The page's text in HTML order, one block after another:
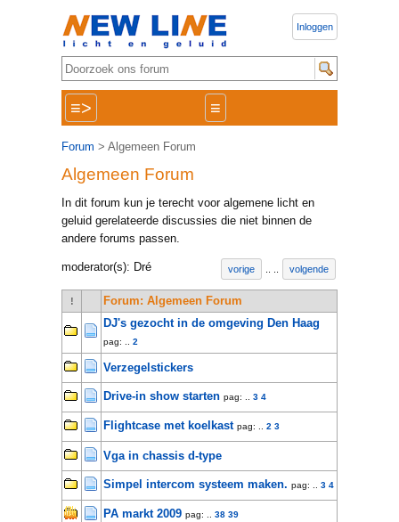
Inloggen
≡> ≡
Forum > Algemeen Forum
Algemeen Forum
In dit forum kun je terecht voor algemene licht en
geluid gerelateerde discussies die niet binnen de
andere forums passen.
moderator(s): Dré vorige volgende
!
Forum: Algemeen Forum
DJ's gezocht in de omgeving Den Haag
pag: .. 2
Verzegelstickers
Drive-in show starten pag: .. 3 4
Flightcase met koelkast pag: .. 2 3
Vga in chassis d-type
Simpel intercom systeem maken. pag: .. 3 4
PA markt 2009 pag: .. 38 39